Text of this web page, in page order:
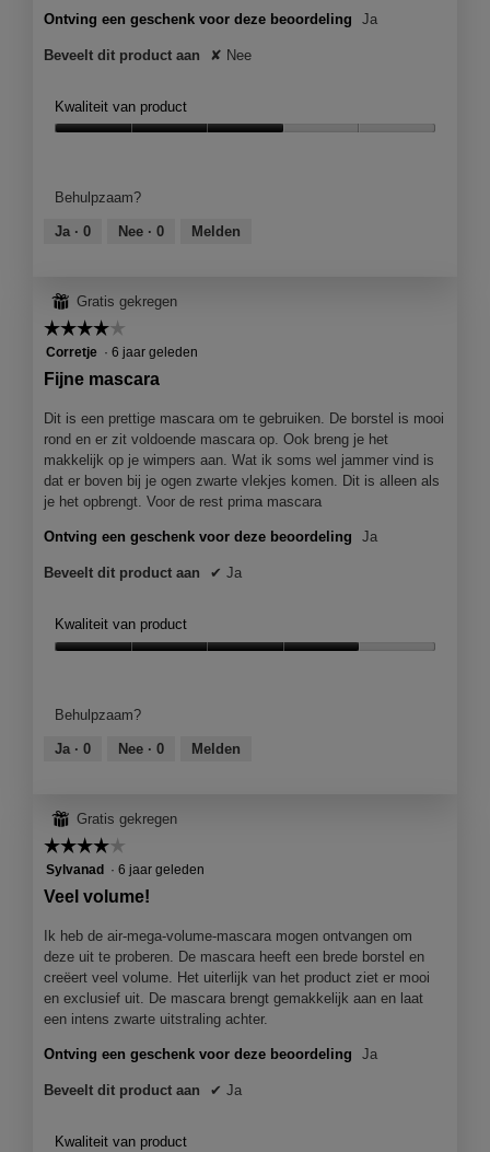
Ontving een geschenk voor deze beoordeling Ja
Beveelt dit product aan ✘ Nee
Kwaliteit van product
3
van
Behulpzaam?
Ja · 0 Nee · 0 Melden
⊞ Gratis gekregen
☆☆☆☆☆
☆☆☆☆☆
4
sterren.
Corretje · 6 jaar geleden
Fijne mascara
Dit is een prettige mascara om te gebruiken. De borstel is mooi
rond en er zit voldoende mascara op. Ook breng je het
makkelijk op je wimpers aan. Wat ik soms wel jammer vind is
dat er boven bij je ogen zwarte vlekjes komen. Dit is alleen als
je het opbrengt. Voor de rest prima mascara
Ontving een geschenk voor deze beoordeling Ja
Beveelt dit product aan ✔ Ja
Kwaliteit van product
4
van
Behulpzaam?
Ja · 0 Nee · 0 Melden
⊞ Gratis gekregen
☆☆☆☆☆
☆☆☆☆☆
4
van
sterren.
Sylvanad · 6 jaar geleden
Veel volume!
Ik heb de air-mega-volume-mascara mogen ontvangen om
deze uit te proberen. De mascara heeft een brede borstel en
creëert veel volume. Het uiterlijk van het product ziet er mooi
en exclusief uit. De mascara brengt gemakkelijk aan en laat
een intens zwarte uitstraling achter.
Ontving een geschenk voor deze beoordeling Ja
Beveelt dit product aan ✔ Ja
Kwaliteit van product